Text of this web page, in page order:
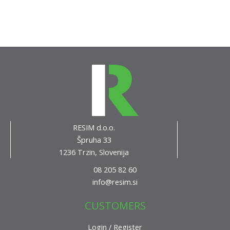
RESIM d.o.o.
Špruha 33
1236 Trzin, Slovenija
08 205 82 60
info@resim.si
CUSTOMERS
Login / Register